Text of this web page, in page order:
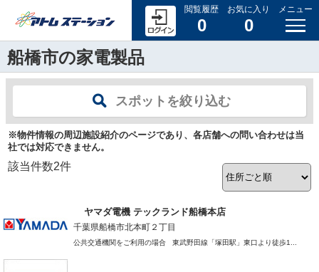
閲覧履歴
0
お気に入り
0
メニュー
船橋市の家電製品
スポットを絞り込む
※物件情報の周辺施設紹介のページであり、各店舗への問い合わせは当
社では対応できません。
該当件数2件
ヤマダ電機 テックランド船橋本店
千葉県船橋市北本町２丁目
公共交通機関をご利用の場合 東武野田線「塚田駅」東口より徒歩1...